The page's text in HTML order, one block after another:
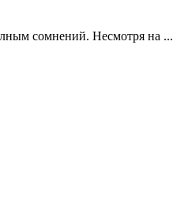
сомнений. Несмотря на ...